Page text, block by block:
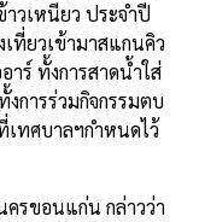
วเหนียว ประจำปี
ที่ยวเข้ามาสแกนคิว
าร์ ทั้งการสาดน้ำใส่
การร่วมกิจกรรมตบ
ทศบาลฯกำหนดไว้
รขอนแก่น กล่าวว่า